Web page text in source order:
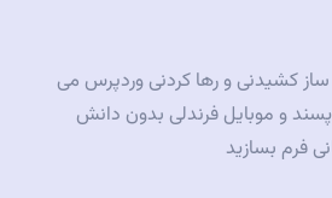
ساز کشیدنی و رها کردنی وردپرس می
پسند و موبایل فرندلی بدون دانش
فرم بسازید